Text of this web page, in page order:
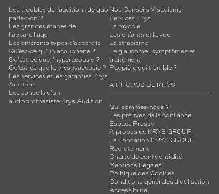
Les troubles de l’audition : de quoi
parle-t-on ?
Les grandes étapes de
l'appareillage
Les différents types d’appareils
Qu’est-ce qu'un acouphène ?
Qu'est-ce que l'hyperacousie ?
Qu’est-ce que la presbyacousie ?
Les services et les garanties Krys
Audition
Les conseils d'un
audioprothésiste Krys Audition
Nos Conseils Visagisme
Services Krys
La myopie
Les enfants et la vue
Le strabisme
Le glaucome : symptômes et
traitement
Paupière qui tremble ?
A PROPOS DE KRYS
Qui sommes-nous ?
Les preuves de la confiance
Espace Presse
A propos de KRYS GROUP
La Fondation KRYS GROUP
Recrutement
Charte de confidentialité
Mentions Légales
Politique des Cookies
Conditions générales d'utilisation
Accessibilité